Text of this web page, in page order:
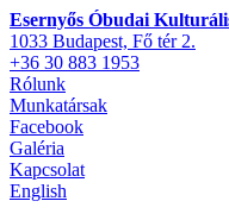
Esernyős Óbudai
1033 Budapest, Fő tér 2.
+36 30 883 1953
Rólunk
Munkatársak
Facebook
Galéria
Kapcsolat
English